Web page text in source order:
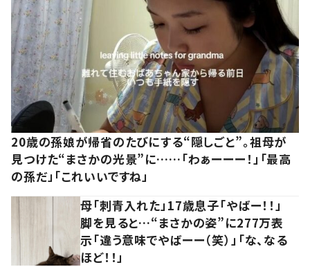
20歳の孫娘が帰省のたびにする“隠しごと”。祖母が
見つけた“まさかの光景”に……「わぁーーー！」「最高
の孫だ」「これいいですね」
母「刺青入れた」17歳息子「やばー！！」
脚を見ると…“まさかの姿”に277万表
示「違う意味でやばーー（笑）」「な、なる
ほど！！」